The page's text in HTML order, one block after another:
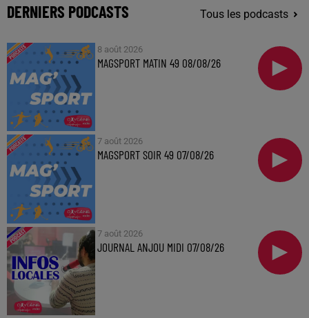
DERNIERS PODCASTS Tous les podcasts
8 août 2026
MAGSPORT MATIN 49 08/08/26
7 août 2026
MAGSPORT SOIR 49 07/08/26
7 août 2026
JOURNAL ANJOU MIDI 07/08/26